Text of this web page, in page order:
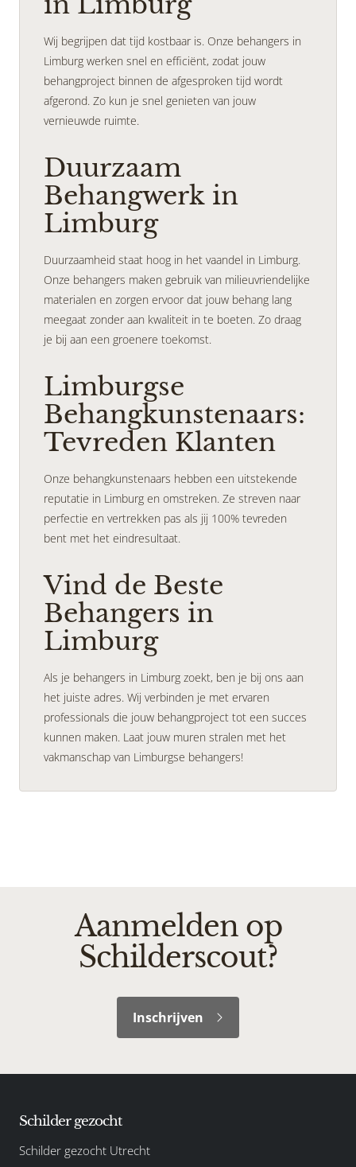
Wij begrijpen dat tijd kostbaar is. Onze behangers in
Limburg werken snel en efficiënt, zodat jouw
behangproject binnen de afgesproken tijd wordt
afgerond. Zo kun je snel genieten van jouw
vernieuwde ruimte.
Duurzaam
Behangwerk in
Limburg
Duurzaamheid staat hoog in het vaandel in Limburg.
Onze behangers maken gebruik van milieuvriendelijke
materialen en zorgen ervoor dat jouw behang lang
meegaat zonder aan kwaliteit in te boeten. Zo draag
je bij aan een groenere toekomst.
Limburgse
Behangkunstenaars:
Tevreden Klanten
Onze behangkunstenaars hebben een uitstekende
reputatie in Limburg en omstreken. Ze streven naar
perfectie en vertrekken pas als jij 100% tevreden
bent met het eindresultaat.
Vind de Beste
Behangers in
Limburg
Als je behangers in Limburg zoekt, ben je bij ons aan
het juiste adres. Wij verbinden je met ervaren
professionals die jouw behangproject tot een succes
kunnen maken. Laat jouw muren stralen met het
vakmanschap van Limburgse behangers!
Aanmelden op
Schilderscout?
Inschrijven
Schilder gezocht
Schilder gezocht Utrecht